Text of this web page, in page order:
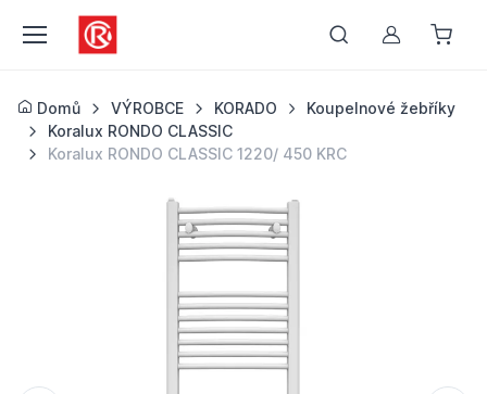
Můj účet
Domů VÝROBCE KORADO
Koupelnové žebříky
Koralux RONDO CLASSIC
Koralux RONDO CLASSIC 1220/ 450 KRC